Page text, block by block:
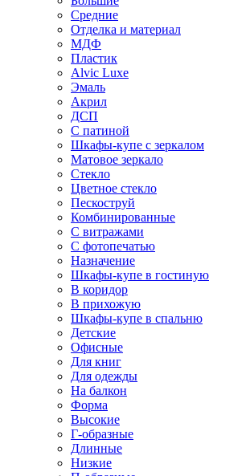
Средние
Отделка и материал
МДФ
Пластик
Alvic Luxe
Эмаль
Акрил
ДСП
С патиной
Шкафы-купе с зеркалом
Матовое зеркало
Стекло
Цветное стекло
Пескоструй
Комбинированные
С витражами
С фотопечатью
Назначение
Шкафы-купе в гостиную
В коридор
В прихожую
Шкафы-купе в спальню
Детские
Офисные
Для книг
Для одежды
На балкон
Форма
Высокие
Г-образные
Длинные
Низкие